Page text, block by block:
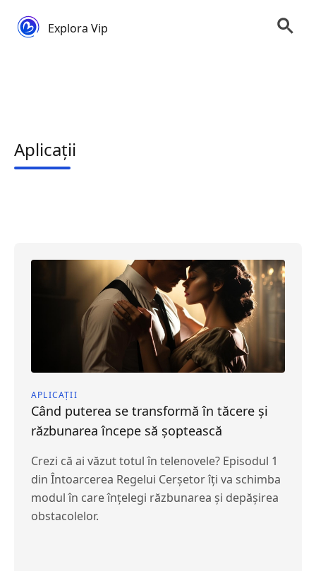
Explora Vip
Aplicații
APLICAȚII
Când puterea se transformă în tăcere și
răzbunarea începe să șoptească
Crezi că ai văzut totul în telenovele? Episodul 1
din Întoarcerea Regelui Cerșetor îți va schimba
modul în care înțelegi răzbunarea și depășirea
obstacolelor.